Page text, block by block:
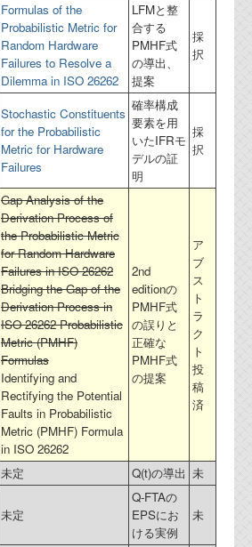
Formulas of the
Probabilistic Metric for
Random Hardware
Failures to Resolve a
Dilemma in ISO 26262
LFMと整
合する
PMHF式
の導出、
提案
採
択
Stochastic Constituents
for the Probabilistic
Metric for Hardware
Failures
確率構成
要素を用
いたIFRモ
デルの証
明
採
択
Gap Analysis of the
Derivation Process of
the Probabilistic Metric
for Random Hardware
Failures in ISO 26262
Bridging the Gap of the
Derivation Process in
ISO 26262 Probabilistic
Metric (PMHF)
Formulas
Identifying and
Rectifying the Potential
Faults in Probabilistic
Metric (PMHF) Formula
in ISO 26262
2nd
editionの
PMHF式
の誤りと
正確な
PMHF式
の提案
ア
ブ
ス
ト
ラ
ク
ト
投
稿
済
未定 Q(t)の導出 未
未定
Q-FTAの
EPSにお
ける実例
未